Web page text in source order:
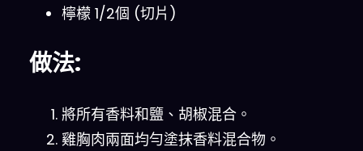
檸檬 1/2個 (切片)
做法:
將所有香料和鹽、胡椒混合。
雞胸肉兩面均勻塗抹香料混合物。